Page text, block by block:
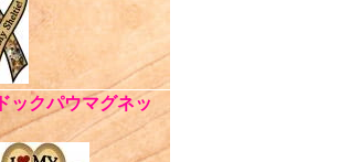
ドックパウマグネッ